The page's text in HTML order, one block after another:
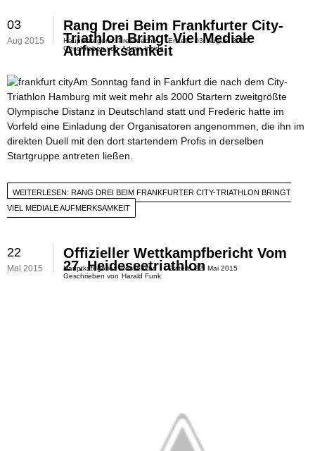
03
Aug 2015
Rang Drei Beim Frankfurter City-
Triathlon Bringt Viel Mediale
Aufmerksamkeit
Hauptkategorie: Presseecho Erstellt: 03. August 2015
Geschrieben von Admin Inside
Am Sonntag fand in Fankfurt die nach dem City-
Triathlon Hamburg mit weit mehr als 2000 Startern zweitgrößte
Olympische Distanz in Deutschland statt und Frederic hatte im
Vorfeld eine Einladung der Organisatoren angenommen, die ihn im
direkten Duell mit den dort startendem Profis in derselben
Startgruppe antreten ließen.
WEITERLESEN: RANG DREI BEIM FRANKFURTER CITY-TRIATHLON BRINGT
VIEL MEDIALE AUFMERKSAMKEIT
22
Mai 2015
Offizieller Wettkampfbericht Vom
27. Heideseetriathlon
Hauptkategorie: Presseecho Erstellt: 22. Mai 2015
Geschrieben von Harald Funk